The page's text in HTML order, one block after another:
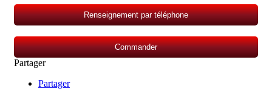
Renseignement par téléphone
Commander
Partager
Partager